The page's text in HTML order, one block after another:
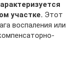
участке. Этот
воспаления или